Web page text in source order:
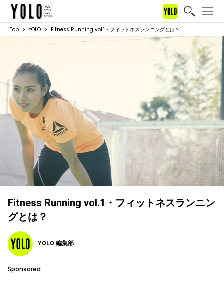
Top YOLO Fitness Running vol.1・フィットネスランニングとは？
Fitness Running vol.1・フィットネスランニン
グとは？
YOLO 編集部
Sponsored